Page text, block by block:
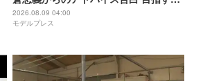
「地球上で1番のホットスポット」【囲
みほぼ全文／Howzit 1st LIVE 2026
2026.08.09 04:00
モデルプレス